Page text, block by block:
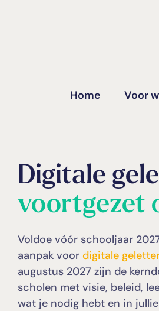
Home Voor
Digitale
voortgezet
Voldoe vóór schooljaar
aanpak voor digitale
augustus 2027 zijn de
scholen met visie, beleid,
wat je nodig hebt en in